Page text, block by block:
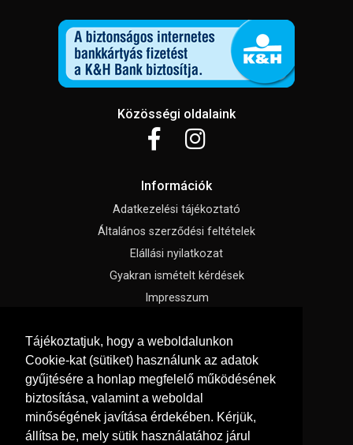
Tájékoztatjuk, hogy a weboldalunkon
Cookie-kat (sütiket) használunk az adatok
gyűjtésére a honlap megfelelő működésének
biztosítása, valamint a weboldal
minőségének javítása érdekében. Kérjük,
állítsa be, mely sütik használatához járul
Közösségi oldalaink
Információk
Adatkezelési tájékoztató
Általános szerződési feltételek
Elállási nyilatkozat
Gyakran ismételt kérdések
Impresszum
Menü
Hírek, cikkek
Kapcsolat
Katalógusok